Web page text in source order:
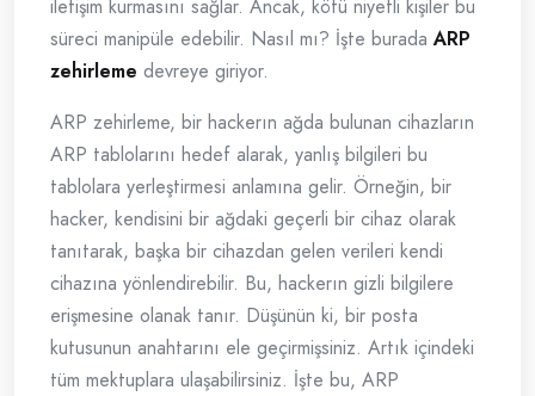
iletişim kurmasını sağlar. Ancak, kötü niyetli kişiler bu
süreci manipüle edebilir. Nasıl mı? İşte buradaARP
zehirleme devreye giriyor.
ARP zehirleme, bir hackerın ağda bulunan cihazların
ARP tablolarını hedef alarak, yanlış bilgileri bu
tablolara yerleştirmesi anlamına gelir. Örneğin, bir
hacker, kendisini bir ağdaki geçerli bir cihaz olarak
tanıtarak, başka bir cihazdan gelen verileri kendi
cihazına yönlendirebilir. Bu, hackerın gizli bilgilere
erişmesine olanak tanır. Düşünün ki, bir posta
kutusunun anahtarını ele geçirmişsiniz. Artık içindeki
tüm mektuplara ulaşabilirsiniz. İşte bu, ARP